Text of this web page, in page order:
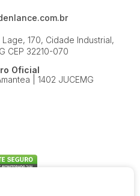
170, Cidade Industrial,
CEP 32210-070
Oficial
| 1402 JUCEMG